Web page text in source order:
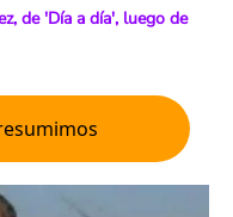
de 'Día a día', luego de